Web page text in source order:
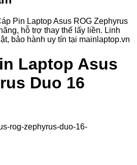
Pin Laptop Asus ROG Zephyrus
hỗ trợ thay thế lấy liền. Linh
bảo hành uy tín tại mainlaptop.vn
Laptop Asus
Duo 16